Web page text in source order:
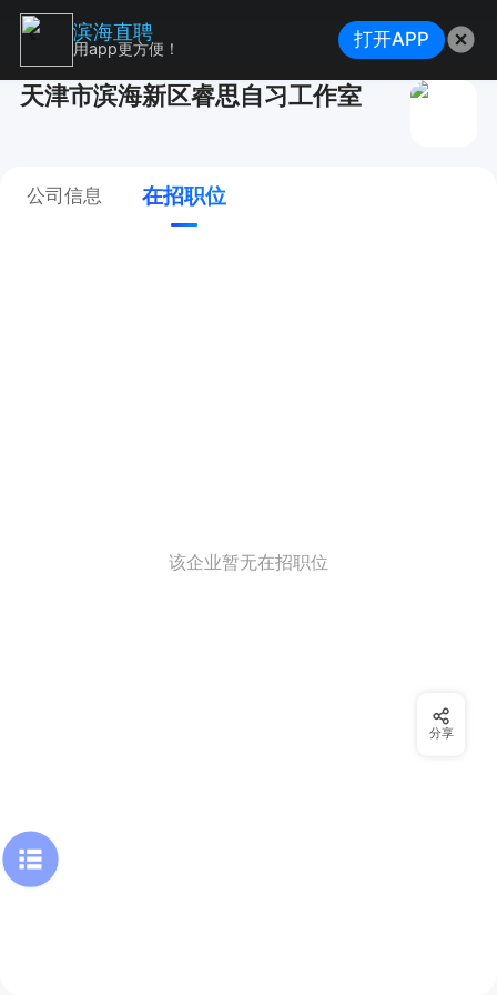
天津市滨海新区睿思自习工作室
公司信息 在招职位
该企业暂无在招职位
分享
滨海直聘
用app更方便！ 打开APP